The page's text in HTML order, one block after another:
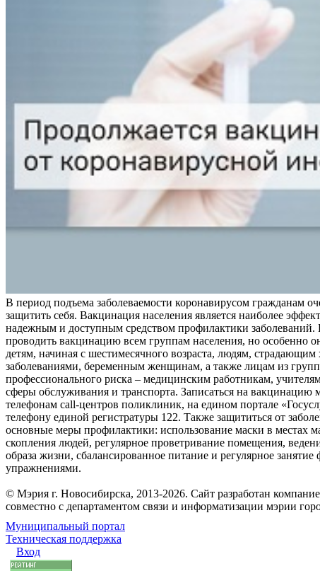
В период подъема заболеваемости коронавирусом гражданам
защитить себя. Вакцинация населения является наиболее
надежным и доступным средством профилактики заболеваний.
проводить вакцинацию всем группам населения, но особенно
детям, начиная с шестимесячного возраста, людям,
заболеваниями, беременным женщинам, а также лицам из групп
профессионального риска – медицинским работникам,
сферы обслуживания и транспорта. Записаться на вакцинацию
телефонам call-центров поликлиник, на едином портале
телефону единой регистратуры 122. Также защититься от
основные меры профилактики: использование маски в местах
скопления людей, регулярное проветривание помещения,
образа жизни, сбалансированное питание и регулярное занятие
упражнениями.
© Мэрия г. Новосибирска, 2013-2026. Сайт разработан
совместно с департаментом связи и информатизации мэрии
Муниципальный портал
Техническая поддержка
Вход